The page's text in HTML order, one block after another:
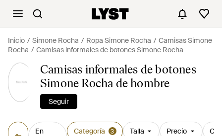
Inicio Simone Rocha Ropa Simone Rocha
Camisas Simone
Rocha
Camisas informales de botones Simone Rocha
Camisas informales de botones
Simone Rocha de hombre
Seguir
En
Categoría 3 Talla Precio